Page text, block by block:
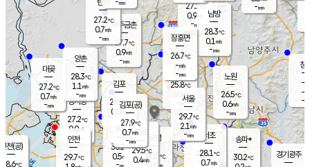
27.2℃
0.9
-mm
과천
경기광주
경서동
27.2℃
0.0m/s
-mm
파주금촌
27.7℃
0.9m/s
-mm
-mm
대곶
27.2℃
0.7m/s
-mm
창
-
-m/
-
탄현
27.2℃
0.7m/s
-mm
김포
28.0℃
0.0 m/s
mm
광명
30.5 ℃
m/s
부천
30.2℃
0.5m/s
-mm
양촌
28.3℃
1.1 m/s
-mm
구로
29.5℃
0.4m/s
은평
25.8℃
0.0 m/s
- mm
노원
26.5℃
0.6m/s
-mm
송파*
30.2℃
서초
28.1℃
0.7m/s
남방
28.3℃
0.1 m/s
-mm
장흥면
26.7℃
-m/s
-mm
인천(공)
28.6℃
김포(공)
27.9℃
0.7m/s
-mm
인천
29.7℃
서울
29.7℃
2.1 m/s
-mm
mm